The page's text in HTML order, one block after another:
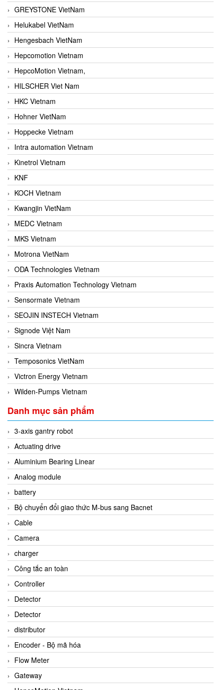
GREYSTONE VietNam
Helukabel VietNam
Hengesbach VietNam
Hepcomotion Vietnam
HepcoMotion Vietnam,
HILSCHER Viet Nam
HKC Vietnam
Hohner VietNam
Hoppecke Vietnam
Intra automation Vietnam
Kinetrol Vietnam
KNF
KOCH Vietnam
Kwangjin VietNam
MEDC Vietnam
MKS Vietnam
Motrona VietNam
ODA Technologies Vietnam
Praxis Automation Technology Vietnam
Sensormate Vietnam
SEOJIN INSTECH Vietnam
Signode Việt Nam
Sincra Vietnam
Temposonics VietNam
Victron Energy Vietnam
Wilden-Pumps Vietnam
Danh mục sản phẩm
3-axis gantry robot
Actuating drive
Aluminium Bearing Linear
Analog module
battery
Bộ chuyển đổi giao thức M-bus sang Bacnet
Cable
Camera
charger
Công tắc an toàn
Controller
Detector
Detector
distributor
Encoder - Bộ mã hóa
Flow Meter
Gateway